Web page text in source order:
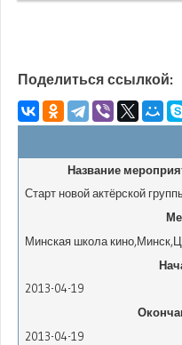
Поделиться ссылкой:
Название
Старт новой актёрской
Минская школа кино,Минск,
2013-04-19
2013-04-19